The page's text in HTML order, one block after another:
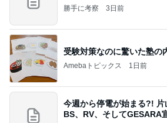
勝手に考察 3日前
受験対策なのに驚いた塾の
Amebaトピックス 1日前
今週から停電が始まる?!
BS、RV、そしてGESARA